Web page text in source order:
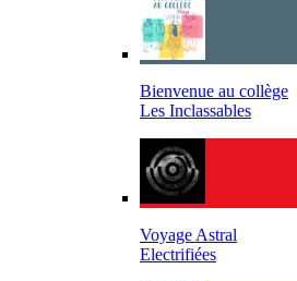
Bienvenue au collège
Les Inclassables
Voyage Astral
Electrifiées